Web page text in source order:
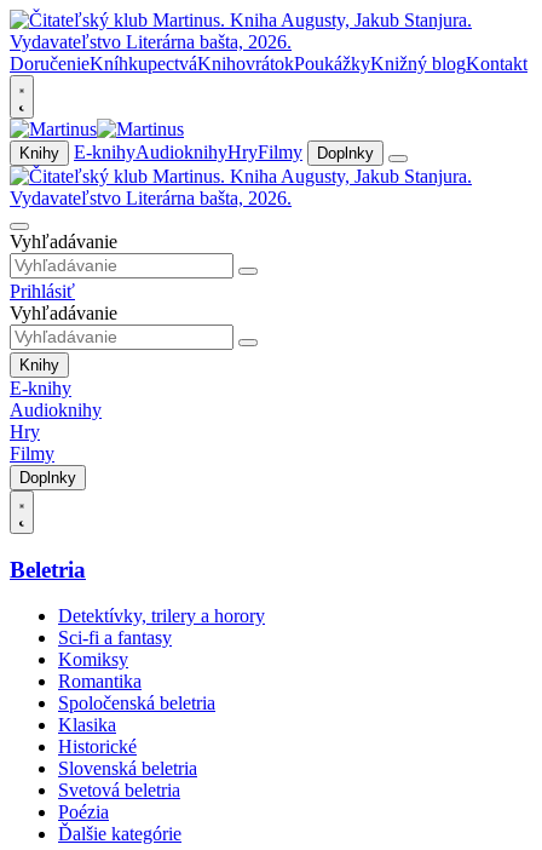
DoručenieKníhkupectváKnihovrátokPoukážkyKnižný blogKontakt
Knihy E-knihyAudioknihyHryFilmy Doplnky
Vyhľadávanie
Prihlásiť
Vyhľadávanie
Knihy
E-knihy
Audioknihy
Hry
Filmy
Doplnky
Beletria
Detektívky, trilery a horory
Sci-fi a fantasy
Komiksy
Romantika
Spoločenská beletria
Klasika
Historické
Slovenská beletria
Svetová beletria
Poézia
Ďalšie kategórie